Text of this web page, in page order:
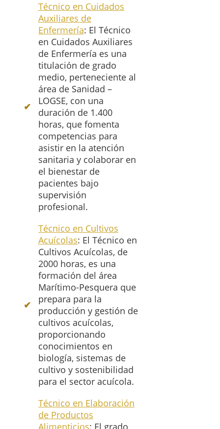
Técnico en Cuidados
Auxiliares de
Enfermería: El Técnico
en Cuidados Auxiliares
de Enfermería es una
titulación de grado
medio, perteneciente al
área de Sanidad –
LOGSE, con una
duración de 1.400
horas, que fomenta
competencias para
asistir en la atención
sanitaria y colaborar en
el bienestar de
pacientes bajo
supervisión
profesional.
Técnico en Cultivos
Acuícolas: El Técnico en
Cultivos Acuícolas, de
2000 horas, es una
formación del área
Marítimo-Pesquera que
prepara para la
producción y gestión de
cultivos acuícolas,
proporcionando
conocimientos en
biología, sistemas de
cultivo y sostenibilidad
para el sector acuícola.
Técnico en Elaboración
de Productos